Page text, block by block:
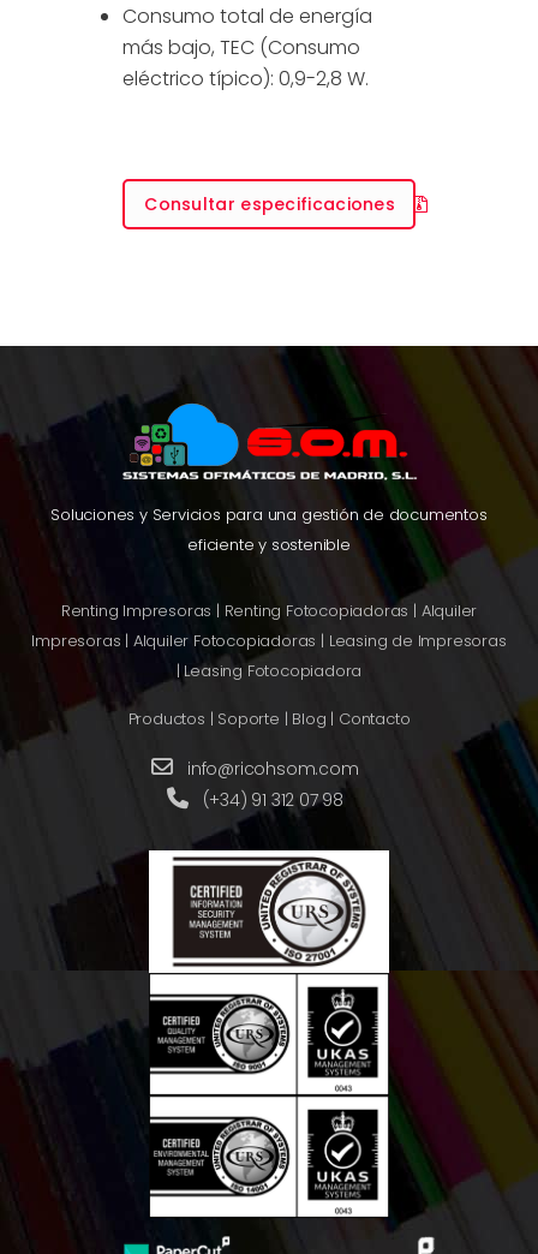
Consumo total de energía
más bajo, TEC (Consumo
eléctrico típico): 0,9-2,8 W.
Consultar especificaciones
Soluciones y Servicios para una gestión de documentos
eficiente y sostenible
Renting Impresoras | Renting Fotocopiadoras | Alquiler
Impresoras | Alquiler Fotocopiadoras | Leasing de Impresoras
|Leasing Fotocopiadora
Productos | Soporte | Blog | Contacto
info@ricohsom.com
(+34) 91 312 07 98